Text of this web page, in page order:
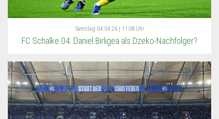
Samstag 04.04.26 | 11:08 Uhr
FC Schalke 04: Daniel Birligea als Dzeko-Nachfolger?